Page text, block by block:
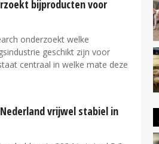
bijproducten voor
onderzoekt welke
geschikt zijn voor
centraal in welke mate deze
vrijwel stabiel in